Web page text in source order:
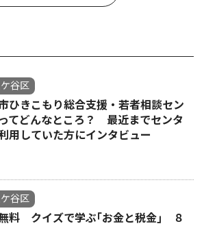
谷区
ひきこもり総合支援・若者相談セン
てどんなところ？ 最近までセンタ
用していた方にインタビュー
谷区
料 クイズで学ぶ｢お金と税金｣ ８